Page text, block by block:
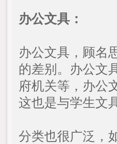
办公文具：
办公文具，顾名
的差别。办公文
府机关等，办公
这也是与学生文
分类也很广泛，